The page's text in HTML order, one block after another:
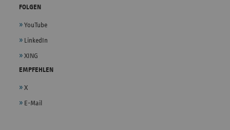
FOLGEN
YouTube
LinkedIn
XING
EMPFEHLEN
X
E-Mail